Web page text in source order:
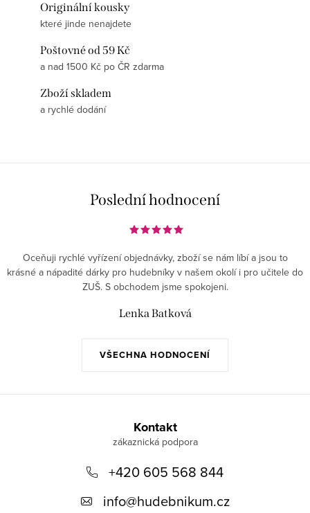
Originální kousky
které jinde nenajdete
Poštovné od 59 Kč
a nad 1500 Kč po ČR zdarma
Zboží skladem
a rychlé dodání
Poslední hodnocení
VŠECHNA HODNOCENÍ
Oceňuji rychlé vyřízení objednávky, zboží se nám líbí a jsou to
krásné a nápadité dárky pro hudebníky v našem okolí i pro učitele do
ZUŠ. S obchodem jsme spokojeni.
Lenka Batková
Kontakt
+420 605 568 844
info@hudebnikum.cz